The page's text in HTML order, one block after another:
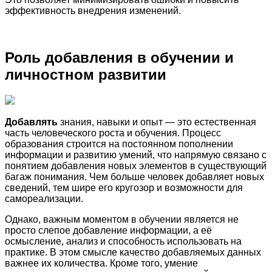
эффективность внедрения изменений.
Роль добавления в обучении и
личностном развитии
Добавлять знания, навыки и опыт — это естественная
часть человеческого роста и обучения. Процесс
образования строится на постоянном пополнении
информации и развитию умений, что напрямую связано с
понятием добавления новых элементов в существующий
багаж понимания. Чем больше человек добавляет новых
сведений, тем шире его кругозор и возможности для
самореализации.
Однако, важным моментом в обучении является не
просто слепое добавление информации, а её
осмысление, анализ и способность использовать на
практике. В этом смысле качество добавляемых данных
важнее их количества. Кроме того, умение